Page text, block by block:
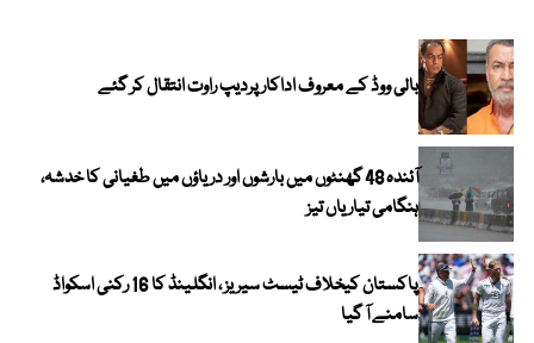
بالی ووڈ کے معروف اداکار پردیپ راوت انتقال کر گئے
آئندہ 48 گھنٹوں میں بارشوں اور دریاؤں میں طغیانی کا خدشہ،
ہنگامی تیاریاں تیز
پاکستان کیخلاف ٹیسٹ سیریز ، انگلینڈ کا 16 رکنی اسکواڈ
سامنے آ گیا